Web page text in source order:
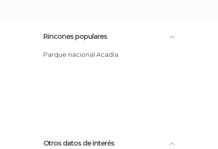
Rincones populares
Parque nacional Acadia
Otros datos de interés